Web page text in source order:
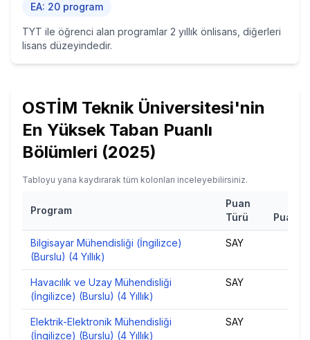
EA: 20 program
TYT ile öğrenci alan programlar 2 yıllık önlisans, diğerleri
lisans düzeyindedir.
OSTİM Teknik Üniversitesi'nin
En Yüksek Taban Puanlı
Bölümleri (2025)
Tabloyu yana kaydırarak tüm kolonları inceleyebilirsiniz.
Program
Puan
Türü
Puan
Bilgisayar Mühendisliği (İngilizce)
(Burslu) (4 Yıllık)
SAY
Havacılık ve Uzay Mühendisliği
(İngilizce) (Burslu) (4 Yıllık)
SAY
Elektrik-Elektronik Mühendisliği
(İngilizce) (Burslu) (4 Yıllık)
SAY